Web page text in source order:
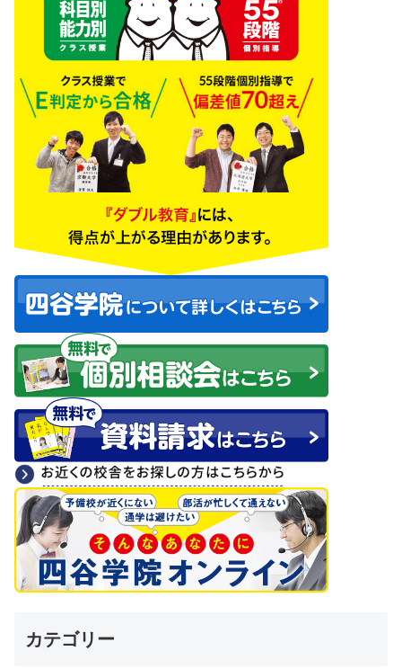
カテゴリー